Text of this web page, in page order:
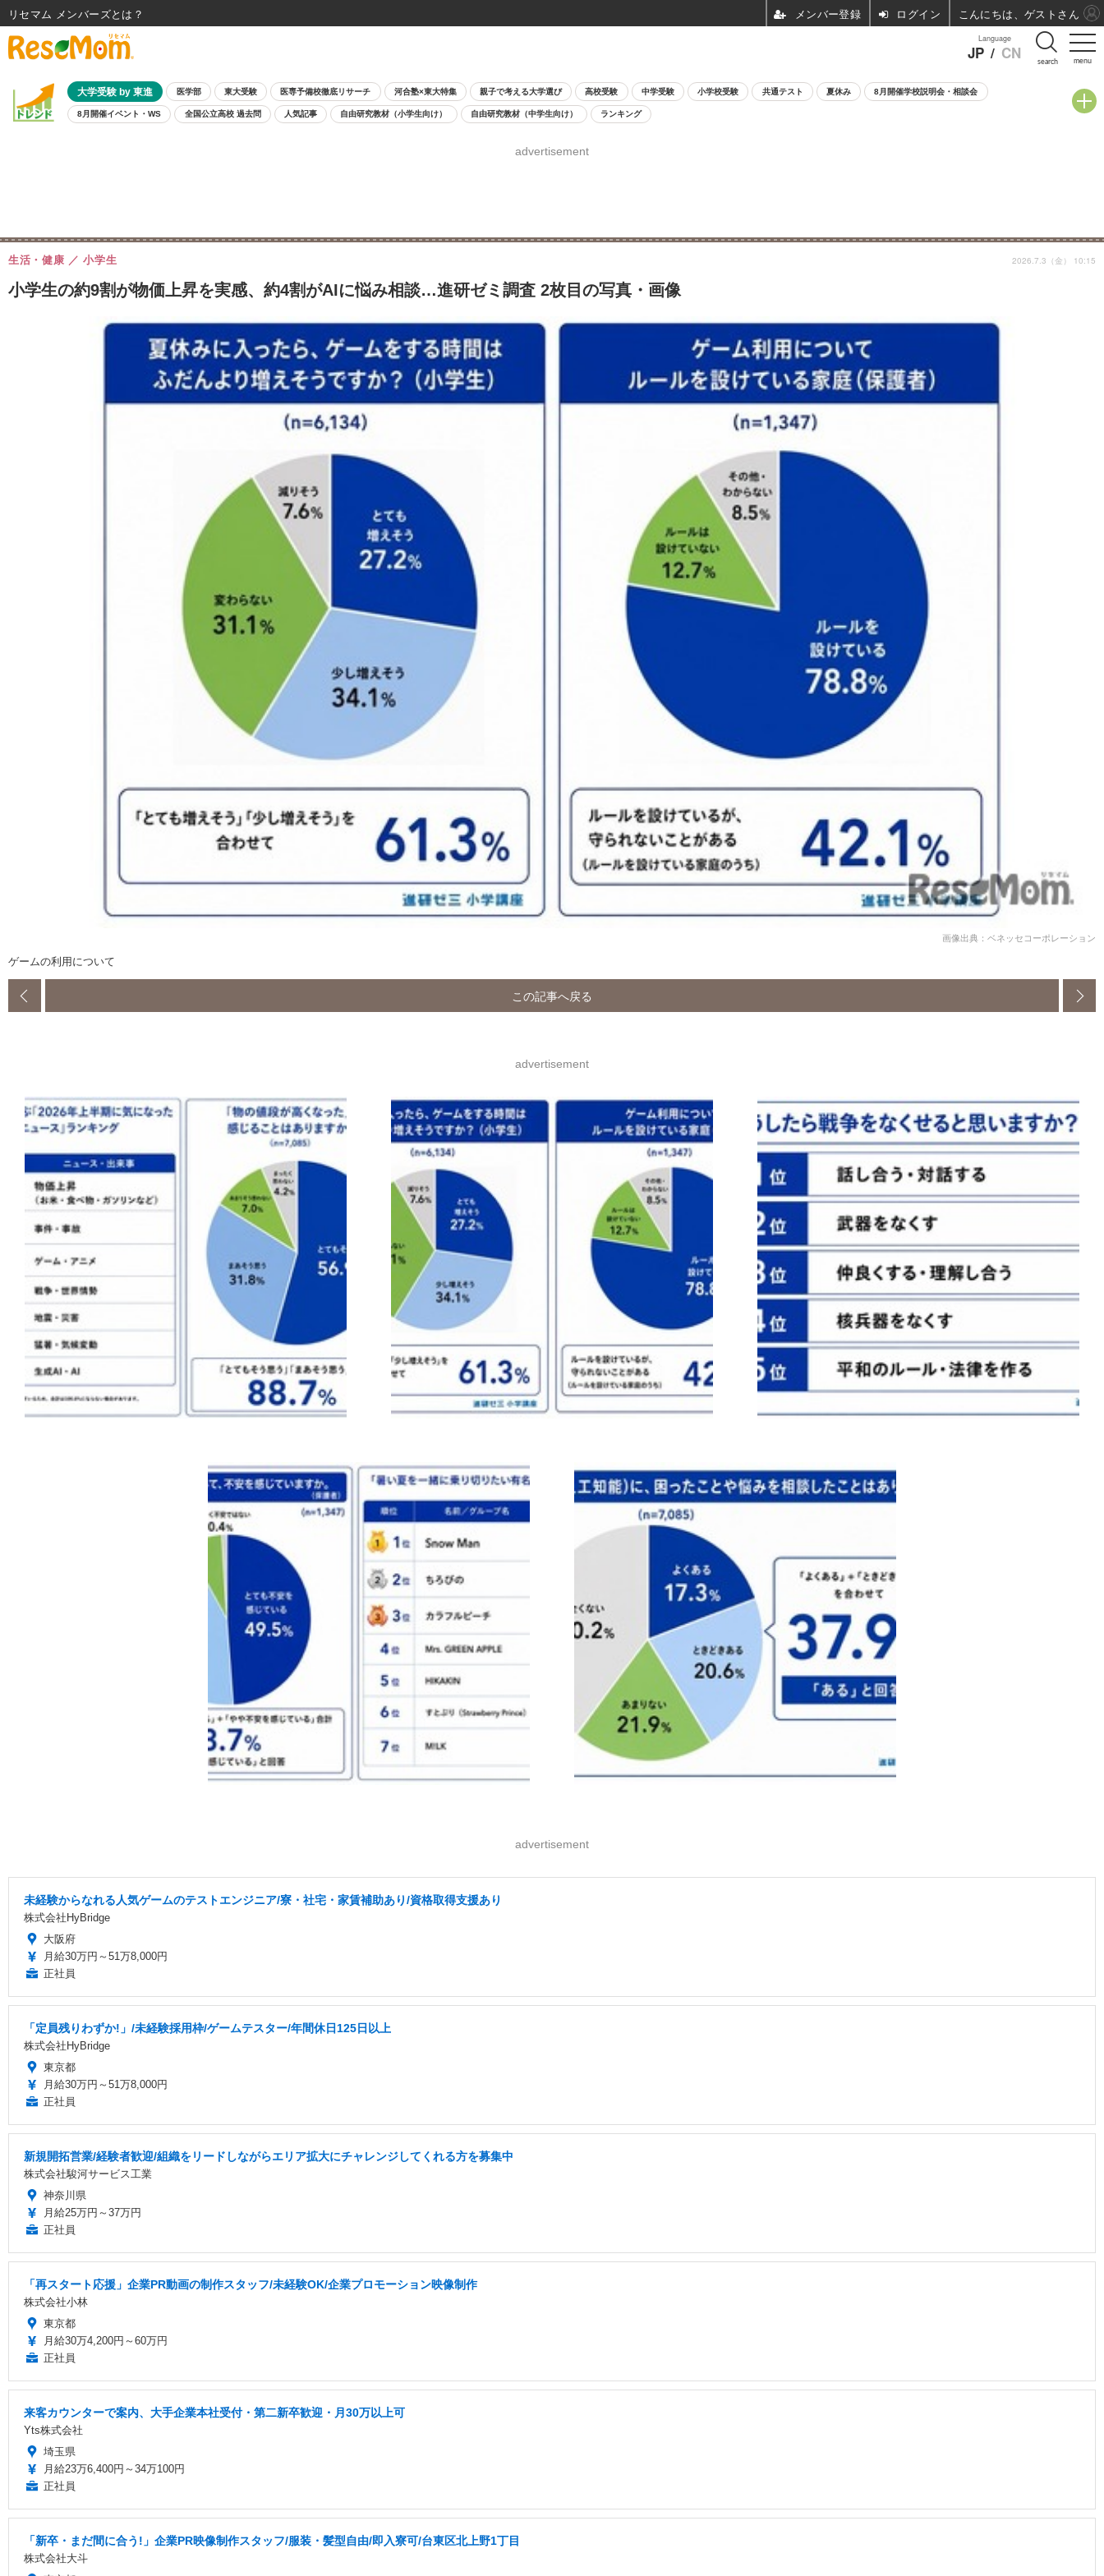
menu
Language
JP / CN search
大学受験 by 東進 医学部 東大受験 医専予備校徹底リサーチ 河合塾×東大特集 親子で考える大学選び 高校受験 中学受験 小学校受験 共通テスト 夏休み 8月開催学校説明会・相談会
8月開催イベント・WS 全国公立高校 過去問 人気記事 自由研究教材（小学生向け） 自由研究教材（中学生向け） ランキング
advertisement
小学生の約9割が物価上昇を実感、約4割がAIに悩み相談…進研ゼミ調査 2枚目の写真・画像
生活・健康 小学生 2026.7.3（金） 10:15
画像出典：ベネッセコーポレーション
ゲームの利用について
この記事へ戻る
advertisement
advertisement
未経験からなれる人気ゲームのテストエンジニア/寮・社宅・家賃補助あり/資格取得支援あり
株式会社HyBridge
大阪府
月給30万円～51万8,000円
正社員
「定員残りわずか!」/未経験採用枠/ゲームテスター/年間休日125日以上
株式会社HyBridge
東京都
月給30万円～51万8,000円
正社員
新規開拓営業/経験者歓迎/組織をリードしながらエリア拡大にチャレンジしてくれる方を募集中
株式会社駿河サービス工業
神奈川県
月給25万円～37万円
正社員
「再スタート応援」企業PR動画の制作スタッフ/未経験OK/企業プロモーション映像制作
株式会社小林
東京都
月給30万4,200円～60万円
正社員
来客カウンターで案内、大手企業本社受付・第二新卒歓迎・月30万以上可
Yts株式会社
埼玉県
月給23万6,400円～34万100円
正社員
「新卒・まだ間に合う!」企業PR映像制作スタッフ/服装・髪型自由/即入寮可/台東区北上野1丁目
株式会社大斗
リセマム メンバーズ ログイン こんにちは、ゲストさん